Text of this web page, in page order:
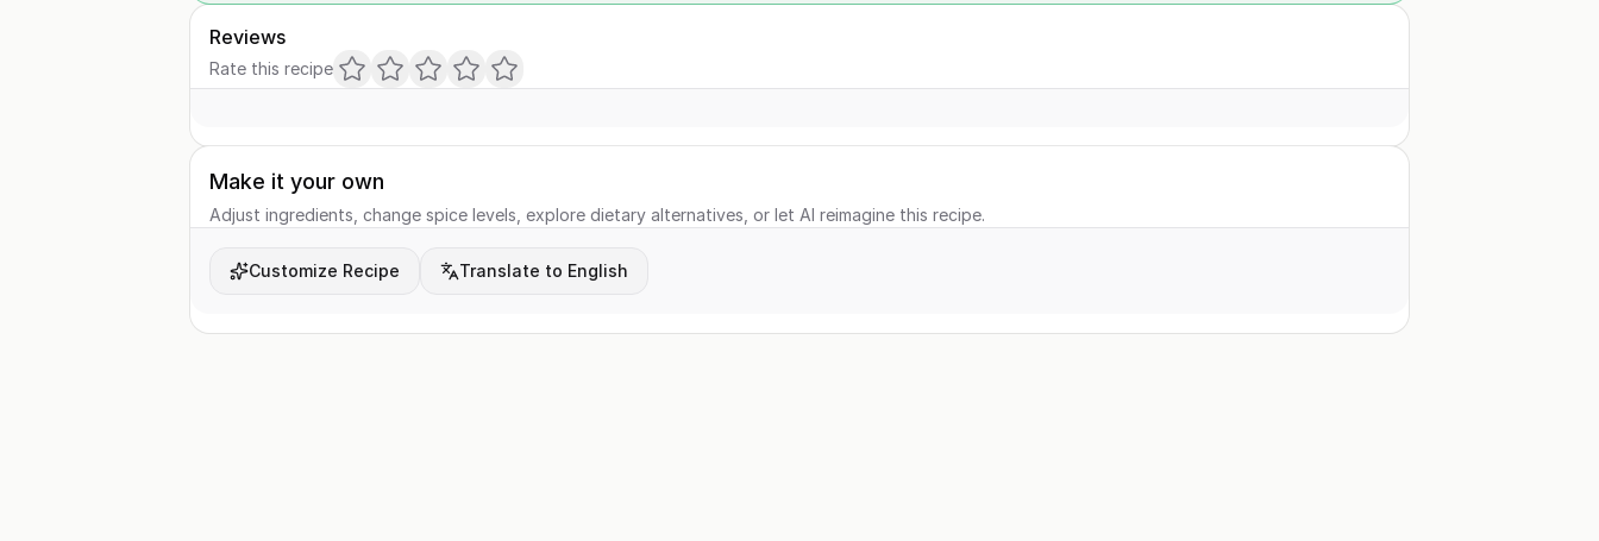
Reviews
Rate this recipe
Make it your own
Adjust ingredients, change spice levels, explore dietary alternatives, or let AI reimagine this recipe.
Customize Recipe Translate to English